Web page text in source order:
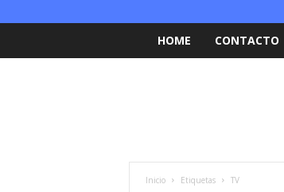
HOME CONTACTO
Inicio Etiquetas TV